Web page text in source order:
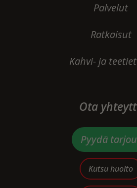
Palvelut
Ratkaisut
Kahvi- ja
Ota
Pyydä
Kutsu huolto